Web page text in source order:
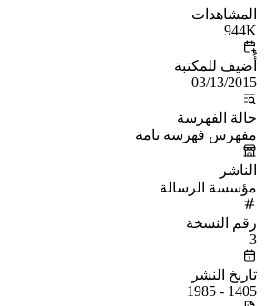
المشاهدات
944K
أُضيف للمكتبة
03/13/2015
حالة الفهرسة
مفهرس فهرسة تامة
الناشر
مؤسسة الرسالة
رقم النسخة
3
تاريخ النشر
1405 - 1985